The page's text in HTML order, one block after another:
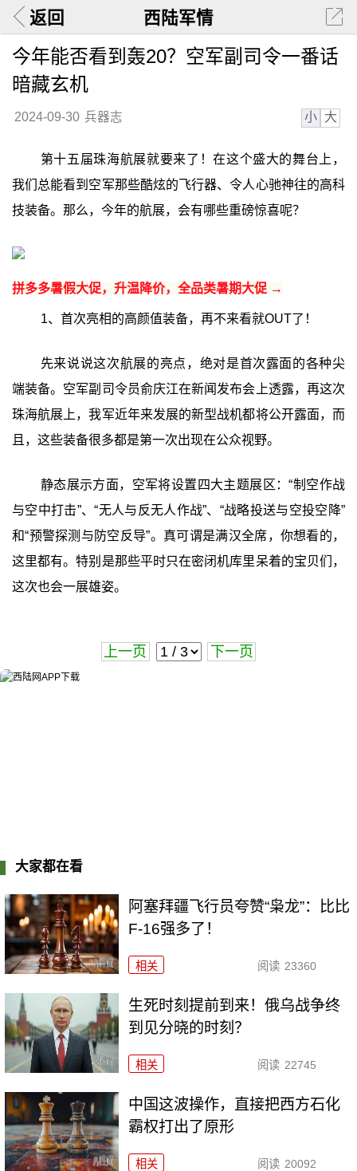
返回 西陆军情
今年能否看到轰20？空军副司令一番话
暗藏玄机
2024-09-30 兵器志 小 大
第十五届珠海航展就要来了！在这个盛大的舞台上，
我们总能看到空军那些酷炫的飞行器、令人心驰神往的高科
技装备。那么，今年的航展，会有哪些重磅惊喜呢？
拼多多暑假大促，升温降价，全品类暑期大促 →
1、首次亮相的高颜值装备，再不来看就OUT了！
先来说说这次航展的亮点，绝对是首次露面的各种尖
端装备。空军副司令员俞庆江在新闻发布会上透露，再这次
珠海航展上，我军近年来发展的新型战机都将公开露面，而
且，这些装备很多都是第一次出现在公众视野。
静态展示方面，空军将设置四大主题展区：“制空作战
与空中打击”、“无人与反无人作战”、“战略投送与空投空降”
和“预警探测与防空反导”。真可谓是满汉全席，你想看的，
这里都有。特别是那些平时只在密闭机库里呆着的宝贝们，
这次也会一展雄姿。
上一页 下一页
大家都在看
阿塞拜疆飞行员夸赞“枭龙”：比比
F-16强多了！
相关 阅读 23360
生死时刻提前到来！俄乌战争终
到见分晓的时刻？
相关 阅读 22745
中国这波操作，直接把西方石化
霸权打出了原形
相关 阅读 20092